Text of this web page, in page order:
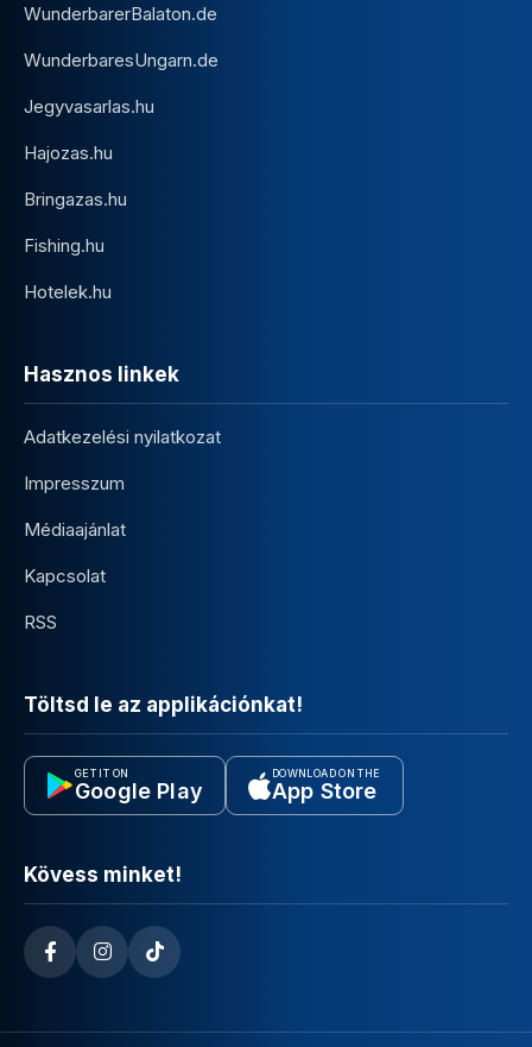
WunderbarerBalaton.de
WunderbaresUngarn.de
Jegyvasarlas.hu
Hajozas.hu
Bringazas.hu
Fishing.hu
Hotelek.hu
Hasznos linkek
Adatkezelési nyilatkozat
Impresszum
Médiaajánlat
Kapcsolat
RSS
Töltsd le az applikációnkat!
GET IT ON
Google Play
DOWNLOAD ON THE
App Store
Kövess minket!